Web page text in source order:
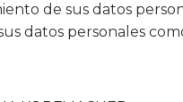
de sus datos
datos personales